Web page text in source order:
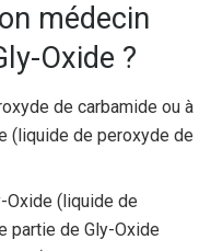
médecin
Oxide ?
de carbamide ou à
(liquide de peroxyde de
Oxide (liquide de
partie de Gly-Oxide